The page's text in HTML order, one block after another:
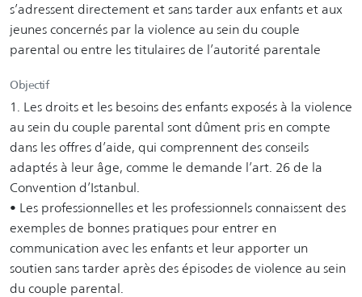
s’adressent directement et sans tarder aux enfants et aux
jeunes concernés par la violence au sein du couple
parental ou entre les titulaires de l’autorité parentale
Objectif
1. Les droits et les besoins des enfants exposés à la violence
au sein du couple parental sont dûment pris en compte
dans les offres d’aide, qui comprennent des conseils
adaptés à leur âge, comme le demande l’art. 26 de la
Convention d’Istanbul.
• Les professionnelles et les professionnels connaissent des
exemples de bonnes pratiques pour entrer en
communication avec les enfants et leur apporter un
soutien sans tarder après des épisodes de violence au sein
du couple parental.